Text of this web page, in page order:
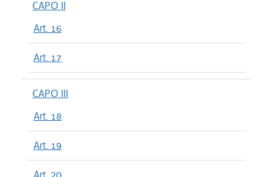
CAPO II
Art. 16
Art. 17
CAPO III
Art. 18
Art. 19